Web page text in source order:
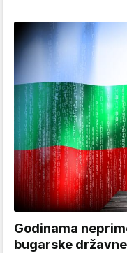
Godinama
bugarske